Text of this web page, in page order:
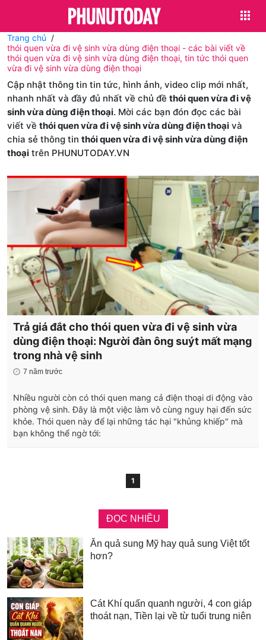
Trang chủ
thói quen vừa đi vệ sinh vừa dùng điện thoại - các bài viết về
thói quen vừa đi vệ sinh vừa dùng điện thoại, tin tức thói quen
vừa đi vệ sinh vừa dùng điện thoại
Cập nhật thông tin tin tức, hình ảnh, video clip mới nhất,
nhanh nhất và đầy đủ nhất về chủ đề thói quen vừa đi vệ
sinh vừa dùng điện thoại. Mời các bạn đón đọc các bài
viết về thói quen vừa đi vệ sinh vừa dùng điện thoại và
chia sẻ thông tin thói quen vừa đi vệ sinh vừa dùng điện
thoại trên PHUNUTODAY.VN
Trả giá đắt cho thói quen vừa đi vệ sinh vừa
dùng điện thoại: Người đàn ông suýt mất mạng
trong nhà vệ sinh
7 năm trước
Nhiều người còn có thói quen mang cả điện thoại di động vào
phòng vệ sinh. Đây là một việc làm vô cùng nguy hại đến sức
khỏe. Thói quen này để lại những tác hại "khủng khiếp" mà
bạn không thể ngờ tới:
1
ĐỌC NHIỀU
Ăn quả sung Mỹ hay quả sung Việt tốt
hơn?
Cát Khí quấn quanh người, 4 con giáp
thoát nạn, Tiền lại về từ tuổi trung niên